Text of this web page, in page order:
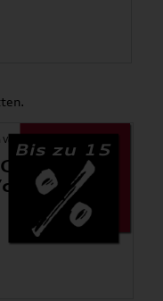
Bis zu 15